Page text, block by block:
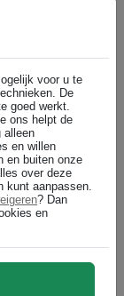
voor u te
De
goed werkt.
ons helpt de
alleen
en willen
en buiten onze
over deze
kunt aanpassen.
? Dan
en